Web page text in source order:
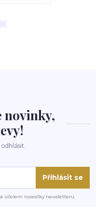
novinky,
Přihlásit se
účelem rozesílky newsletteru.